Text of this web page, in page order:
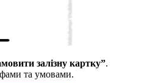
залізну картку”.
та умовами.